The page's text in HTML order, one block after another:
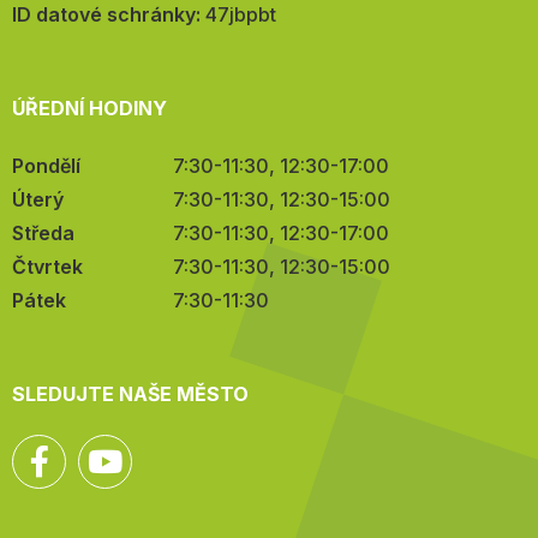
mail:
ID datové schránky: 47jbpbt
ÚŘEDNÍ HODINY
Pondělí
7:30-11:30, 12:30-17:00
Úterý
7:30-11:30, 12:30-15:00
Středa
7:30-11:30, 12:30-17:00
Čtvrtek
7:30-11:30, 12:30-15:00
Pátek
7:30-11:30
SLEDUJTE NAŠE MĚSTO
Facebook